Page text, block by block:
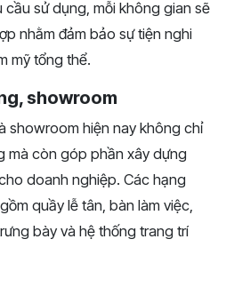
sử dụng, mỗi không gian sẽ
nhằm đảm bảo sự tiện nghi
mỹ tổng thể.
showroom
showroom hiện nay không chỉ
mà còn góp phần xây dựng
doanh nghiệp. Các hạng
quầy lễ tân, bàn làm việc,
bày và hệ thống trang trí